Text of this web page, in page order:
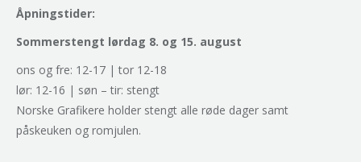
Åpningstider:
Sommerstengt lørdag 8. og 15. august
ons og fre: 12-17 | tor 12-18
lør: 12-16 | søn – tir: stengt
Norske Grafikere holder stengt alle røde dager samt
påskeuken og romjulen.